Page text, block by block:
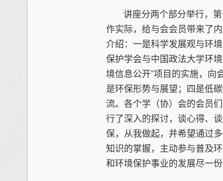
讲座分两个部分举行，第
作实际，给与会会员带来了
介绍：一是科学发展观与环
保护学会与中国政法大学环
境信息公开”项目的实施，向
是环保形势与展望；四是低
流。各个学（协）会的会员
行了深入的探讨，谈心得、
保，从我做起，并希望通过
知识的掌握，主动参与普及
和环境保护事业的发展尽一